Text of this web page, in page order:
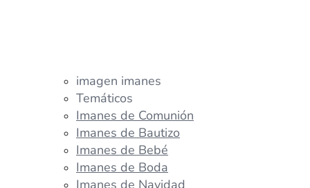
imagen imanes
Temáticos
Imanes de Comunión
Imanes de Bautizo
Imanes de Bebé
Imanes de Boda
Imanes de Navidad